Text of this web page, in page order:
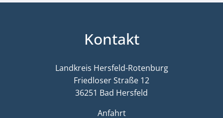
Kontakt
Landkreis Hersfeld-Rotenburg
Friedloser Straße 12
36251 Bad Hersfeld
Anfahrt